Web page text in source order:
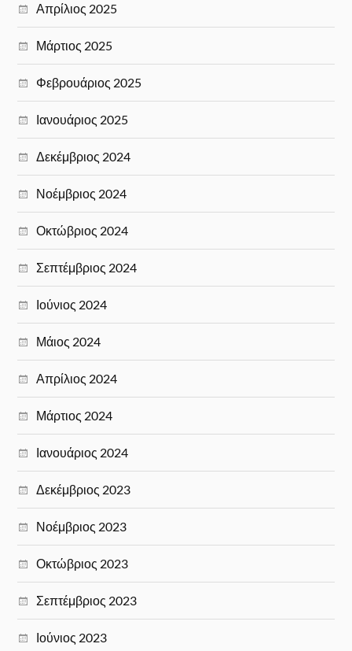
Απρίλιος 2025
Μάρτιος 2025
Φεβρουάριος 2025
Ιανουάριος 2025
Δεκέμβριος 2024
Νοέμβριος 2024
Οκτώβριος 2024
Σεπτέμβριος 2024
Ιούνιος 2024
Μάιος 2024
Απρίλιος 2024
Μάρτιος 2024
Ιανουάριος 2024
Δεκέμβριος 2023
Νοέμβριος 2023
Οκτώβριος 2023
Σεπτέμβριος 2023
Ιούνιος 2023